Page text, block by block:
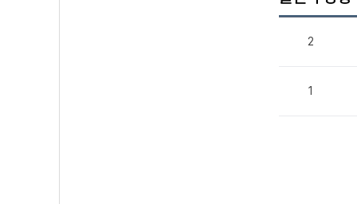
2
1